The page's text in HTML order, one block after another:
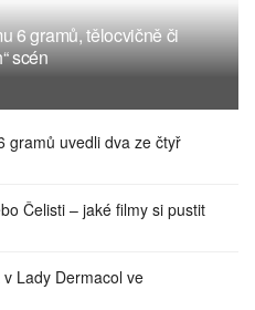
6 gramů, tělocvičně či
scén
gramů uvedli dva ze čtyř
Čelisti – jaké filmy si pustit
Lady Dermacol ve